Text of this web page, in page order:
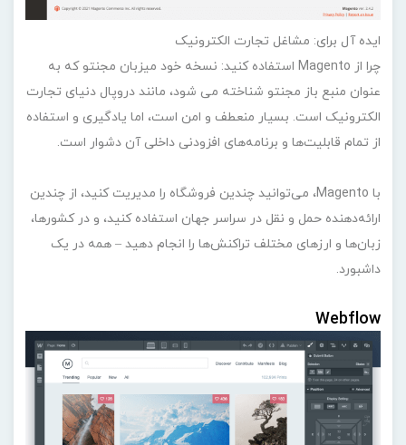
ایده آل برای: مشاغل تجارت الکترونیک
چرا از Magento استفاده کنید: نسخه خود میزبان مجنتو که به
عنوان منبع باز مجنتو شناخته می شود، مانند دروپال دنیای تجارت
الکترونیک است. بسیار منعطف و امن است، اما یادگیری و استفاده
از تمام قابلیت‌ها و برنامه‌های افزودنی داخلی آن دشوار است.
با Magento، می‌توانید چندین فروشگاه را مدیریت کنید، از چندین
ارائه‌دهنده حمل و نقل در سراسر جهان استفاده کنید، و در کشورها،
زبان‌ها و ارزهای مختلف تراکنش‌ها را انجام دهید – همه در یک
داشبورد.
Webflow